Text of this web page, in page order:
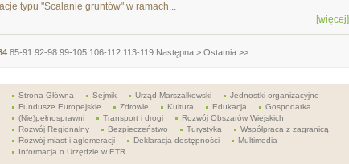
typu "Scalanie gruntów" w ramach...
[więcej]
85-91 92-98 99-105 106-112 113-119 Następna > Ostatnia >>
Strona Główna Sejmik Urząd Marszałkowski
Jednostki organizacyjne
Fundusze Europejskie
Zdrowie Kultura Edukacja
Gospodarka
(Nie)pełnosprawni
Transport i drogi
Rozwój Obszarów Wiejskich
Rozwój Regionalny
Bezpieczeństwo Turystyka
Współpraca z zagranicą
Rozwój miast i aglomeracji
Deklaracja dostępności
Multimedia
Informacja o Urzędzie w ETR